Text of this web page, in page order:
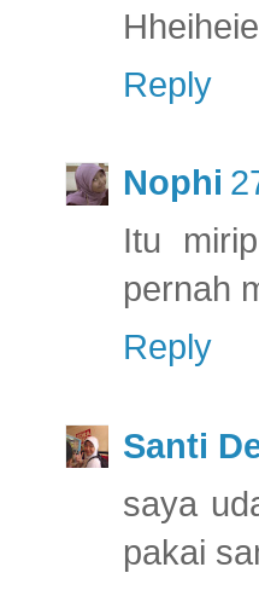
Reply
Nophi
Itu
pernah
Reply
Santi
saya
pakai